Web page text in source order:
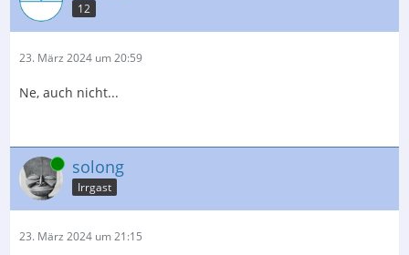
12
23. März 2024 um 20:59
Ne, auch nicht...
Online solong
Irrgast
23. März 2024 um 21:15